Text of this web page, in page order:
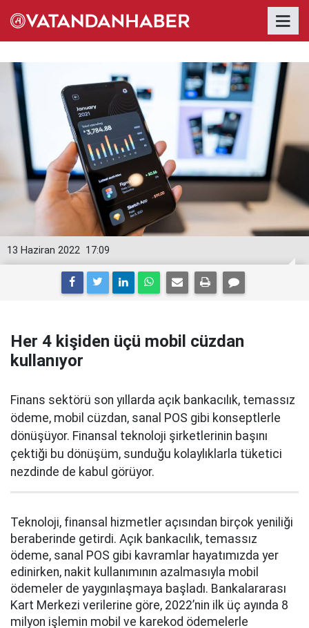
17:09
13 Haziran 2022
Her 4 kişiden üçü mobil cüzdan
kullanıyor
Finans sektörü son yıllarda açık bankacılık, temassız
ödeme, mobil cüzdan, sanal POS gibi konseptlerle
dönüşüyor. Finansal teknoloji şirketlerinin başını
çektiği bu dönüşüm, sunduğu kolaylıklarla tüketici
nezdinde de kabul görüyor.
Teknoloji, finansal hizmetler açısından birçok yeniliği
beraberinde getirdi. Açık bankacılık, temassız
ödeme, sanal POS gibi kavramlar hayatımızda yer
edinirken, nakit kullanımının azalmasıyla mobil
ödemeler de yaygınlaşmaya başladı. Bankalararası
Kart Merkezi verilerine göre, 2022’nin ilk üç ayında 8
milyon işlemin mobil ve karekod ödemelerle